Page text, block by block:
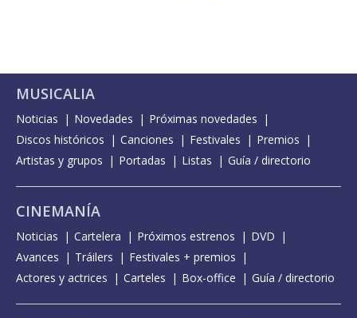
MUSICALIA
Noticias Novedades
Próximas novedades
Discos históricos
Canciones Festivales
Premios
Artistas y grupos
Portadas Listas Guía / directorio
CINEMANÍA
Noticias Cartelera Próximos estrenos
DVD
Avances
Tráilers
Festivales + premios
Actores y actrices
Carteles Box-office Guía / directorio